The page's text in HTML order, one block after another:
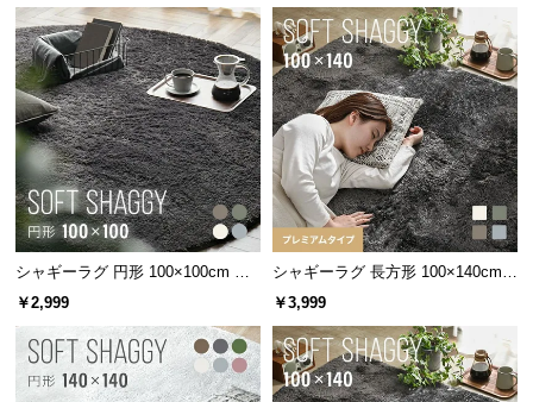
保
証
に
つ
い
て
会
員
規
約
つ
い
シャギーラグ 円形 100×100cm 洗
える 防音 防ダニ 抗菌防臭 滑り止
￥2,999
シャギーラグ 長方形 100×140cm
洗える 防音 防ダニ 抗菌防臭 滑り
￥3,999